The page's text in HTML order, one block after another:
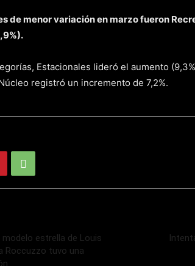
de menor variación en marzo fueron
Estacionales lideró el aumento
registró un incremento de 7,2%.
estrella de Louis
Roccuzzo tuvo una